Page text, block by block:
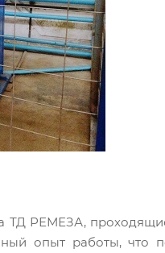
ТД РЕМЕЗА,
опыт работы, что